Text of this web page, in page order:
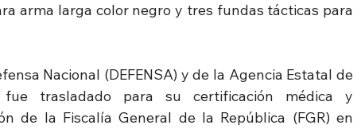
arma larga color negro y tres fundas tácticas para
Nacional (DEFENSA) y de la Agencia Estatal de
fue trasladado para su certificación médica y
de la Fiscalía General de la República (FGR) en